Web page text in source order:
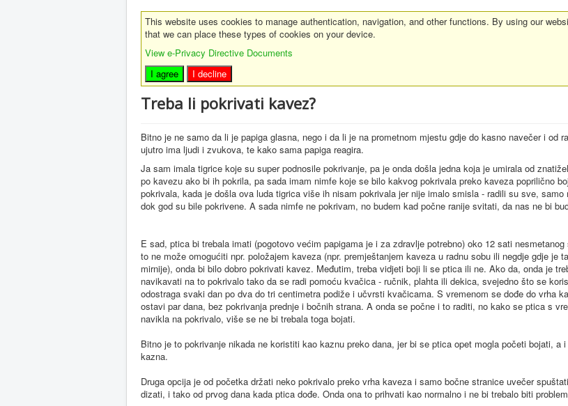
This website uses cookies to manage authentication, navigation, and other functions. By using our
that we can place these types of cookies on your device.
View e-Privacy Directive Documents
I agree
I decline
Treba li pokrivati kavez?
Bitno je ne samo da li je papiga glasna, nego i da li je na prometnom mjestu gdje do kasno navečer i od
ujutro ima ljudi i zvukova, te kako sama papiga reagira.
Ja sam imala tigrice koje su super podnosile pokrivanje, pa je onda došla jedna koja je umirala od
po kavezu ako bi ih pokrila, pa sada imam nimfe koje se bilo kakvog pokrivala preko kaveza poprilično
pokrivala, kada je došla ova luda tigrica više ih nisam pokrivala jer nije imalo smisla - radili su sve, samo
dok god su bile pokrivene. A sada nimfe ne pokrivam, no budem kad počne ranije svitati, da nas ne bi
E sad, ptica bi trebala imati (pogotovo većim papigama je i za zdravlje potrebno) oko 12 sati
to ne može omogućiti npr. položajem kaveza (npr. premještanjem kaveza u radnu sobu ili negdje gdje je
mirnije), onda bi bilo dobro pokrivati kavez. Međutim, treba vidjeti boji li se ptica ili ne. Ako da, onda je
navikavati na to pokrivalo tako da se radi pomoću kvačica - ručnik, plahta ili dekica, svejedno što se
odostraga svaki dan po dva do tri centimetra podiže i učvrsti kvačicama. S vremenom se dođe do vrha
ostavi par dana, bez pokrivanja prednje i bočnih strana. A onda se počne i to raditi, no kako se ptica s
navikla na pokrivalo, više se ne bi trebala toga bojati.
Bitno je to pokrivanje nikada ne koristiti kao kaznu preko dana, jer bi se ptica opet mogla početi bojati, a
kazna.
Druga opcija je od početka držati neko pokrivalo preko vrha kaveza i samo bočne stranice uvečer
dizati, i tako od prvog dana kada ptica dođe. Onda ona to prihvati kao normalno i ne bi trebalo biti